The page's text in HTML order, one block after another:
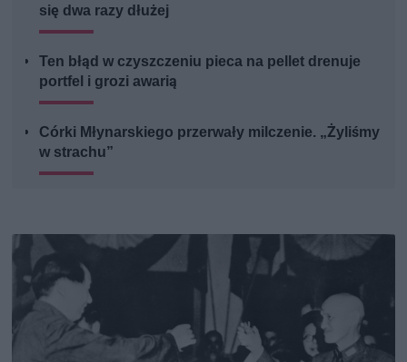
się dwa razy dłużej
Ten błąd w czyszczeniu pieca na pellet drenuje
portfel i grozi awarią
Córki Młynarskiego przerwały milczenie. „Żyliśmy
w strachu”